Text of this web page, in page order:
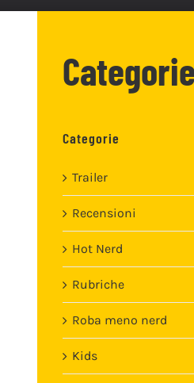
Categorie
Categorie
Trailer
Recensioni
Hot Nerd
Rubriche
Roba meno nerd
Kids